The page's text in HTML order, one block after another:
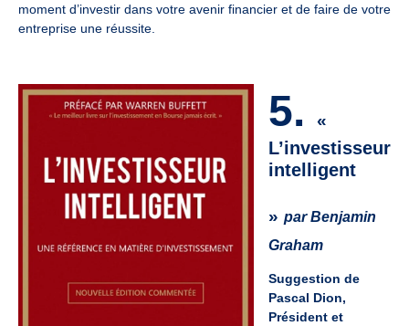
moment d’investir dans votre avenir financier et de faire de votre
entreprise une réussite.
5. «
L’investisseur
intelligent
» par Benjamin
Graham
Suggestion de
Pascal Dion,
Président et